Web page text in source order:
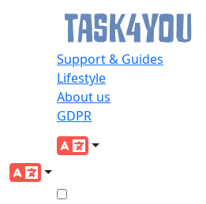
Support & Guides
Lifestyle
About us
GDPR